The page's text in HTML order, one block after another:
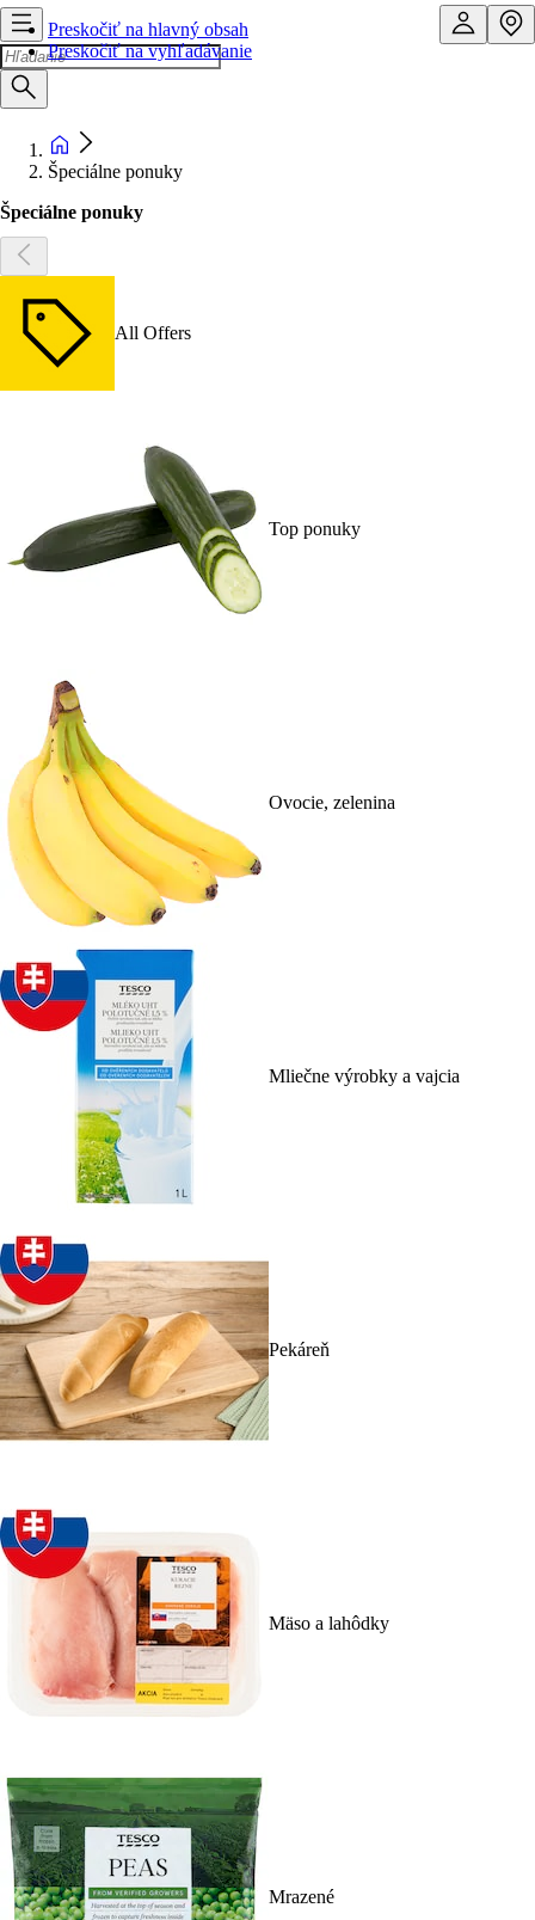
Preskočiť na hlavný obsah
Preskočiť na vyhľadávanie
Špeciálne ponuky
Špeciálne ponuky
All Offers
Top ponuky
Ovocie, zelenina
Mliečne výrobky a vajcia
Pekáreň
Mäso a lahôdky
Mrazené